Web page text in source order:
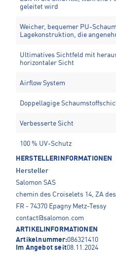
geleitet wird
Weicher, bequemer PU-
Lagekonstruktion, die
Ultimatives Sichtfeld mit
horizontaler Sicht
Airflow System
Doppellagige
Verbesserte Sicht
100 % UV-Schutz
HERSTELLERINFORMATIONEN
Hersteller
Salomon SAS
chemin des Croiselets 14, ZA
FR - 74370 Epagny Metz-Tessy
contact@salomon.com
ARTIKELINFORMATIONEN
Artikelnummer:086321410
Im Angebot seit08.11.2024